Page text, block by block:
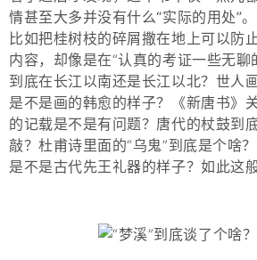
情甚至大多并没有什么“实际的用处”。
比如把桂树枝的碎屑撒在地上可以防
内容，却像是在“认真的考证一些无聊
到底在长江以南还是长江以北？世人
是不是画的韩愈的样子？《新唐书》
的记载是不是有问题？唐代的杖鼓到
敲？杜甫诗里面的“乌鬼”到底是个啥
是不是古代先王礼器的样子？如此这般